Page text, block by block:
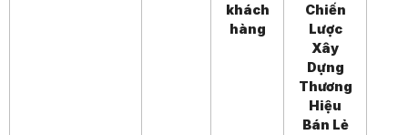
khách
hàng
Chiến
Lược
Xây
Dựng
Thương
Hiệu
Bán Lẻ